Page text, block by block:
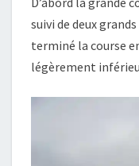
suivi de deux
terminé la course
légèrement